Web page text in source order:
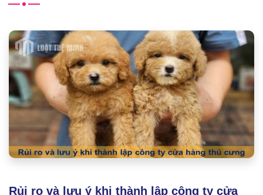
Rủi ro và lưu ý khi thành lập công ty cửa